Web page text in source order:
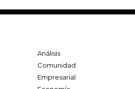
Análisis
Comunidad
Empresarial